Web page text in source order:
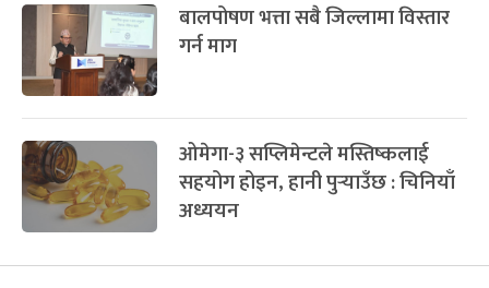
बालपोषण भत्ता सबै जिल्लामा विस्तार
गर्न माग
ओमेगा-३ सप्लिमेन्टले मस्तिष्कलाई
सहयोग होइन, हानी पुर्‍याउँछ : चिनियाँ
अध्ययन